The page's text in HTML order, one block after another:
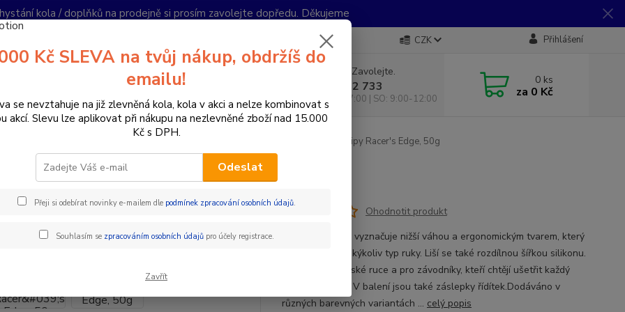
kola / doplňků na prodejně si prosím zavolejte dopředu. Děkujeme
CZK Přihlášení
Hledat
Nevíte si rady? Zavolejte.
+420 733 792 733
PO-PÁ 10:00-17:00 | SO: 9:00-12:00
0 ks
za 0 Kč
ESI grips Gripy Racer's Edge, 50g
Gripy Racer's Edge, 50g
Ohodnotit produkt
Tento model se vyznačuje nižší váhou a ergonomickým tvarem, který
je vhodný pro jakýkoliv typ ruky. Liší se také rozdílnou šířkou silikonu.
Hodí se pro ženské ruce a pro závodníky, kteří chtějí ušetřit každý
gram na kole. a V balení jsou také záslepky řídítek.Dodáváno v
různých barevných variantách ... celý popis
Kč SLEVA na tvůj nákup, obdržíš do
emailu!
se nevztahuje na již zlevněná kola, kola v akci a nelze kombinovat s
akcí. Slevu lze aplikovat při nákupu na nezlevněné zboží nad 15.000
Kč s DPH.
Odeslat
Přeji si odebírat novinky e-mailem dle podmínek zpracování osobních údajů.
Souhlasím se zpracováním osobních údajůpro účely registrace.
Zavřít